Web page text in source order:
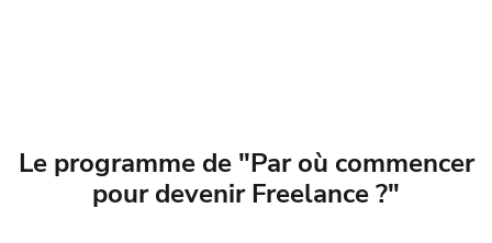
Le programme de "Par où commencer
pour devenir Freelance ?"